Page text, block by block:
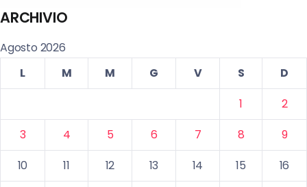
ARCHIVIO
Agosto 2026
L
M M G V S
D
1
2
3
4 5 6 7 8
9
10
11 12 13 14 15
16